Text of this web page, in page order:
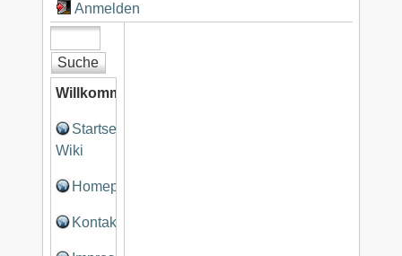
Anmelden
Willkommen
Startseite
Wiki
Homepage
Kontakt